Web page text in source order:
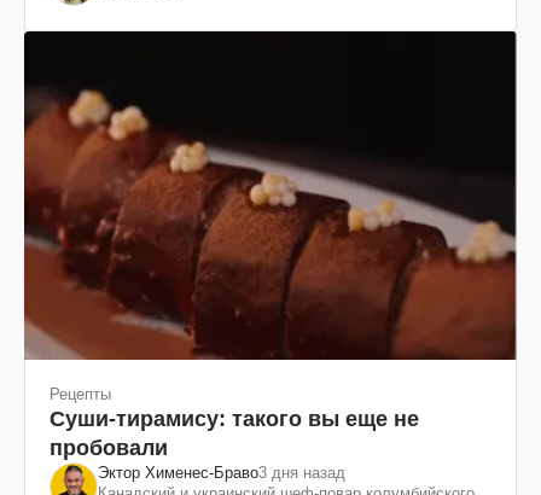
Рецепты
Суши-тирамису: такого вы еще не
пробовали
Эктор Хименес-Браво3 дня назад